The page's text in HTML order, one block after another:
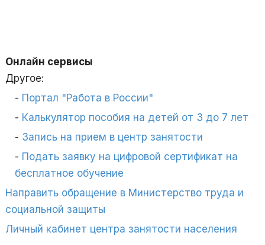
Онлайн сервисы
Другое:
Портал "Работа в России"
Калькулятор пособия на детей от 3 до 7 лет
Запись на прием в центр занятости
Подать заявку на цифровой сертификат на
бесплатное обучение
Направить обращение в Министерство труда и
социальной защиты
Личный кабинет центра занятости населения